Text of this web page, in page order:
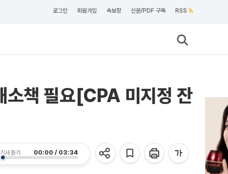
로그인 회원가입 속보창 신문/PDF 구독 RSS
소책 필요[CPA 미지정 잔
기사 듣기 00:00 / 03:34